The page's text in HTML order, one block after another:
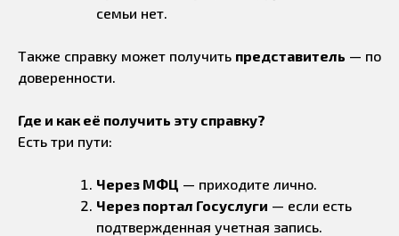
семьи нет.
Также справку может получить представитель — по
доверенности.
Где и как её получить эту справку?
Есть три пути:
Через МФЦ — приходите лично.
Через портал Госуслуги — если есть
подтвержденная учетная запись.